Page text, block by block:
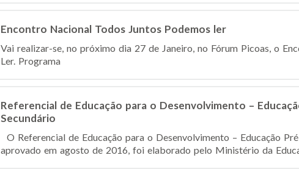
Encontro Nacional Todos Juntos Podemos ler
Vai realizar-se, no próximo dia 27 de Janeiro, no Fórum Picoas, o
Ler. Programa
Referencial de Educação para o Desenvolvimento –
Secundário
O Referencial de Educação para o Desenvolvimento – Educação
aprovado em agosto de 2016, foi elaborado pelo Ministério da